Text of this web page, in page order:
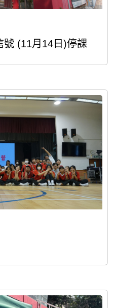
號 (11月14日)停課